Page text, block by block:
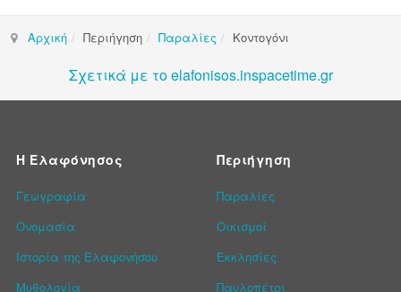
Αρχική Περιήγηση Παραλίες Κοντογόνι
Σχετικά με το elafonisos.inspacetime.gr
Η Ελαφόνησος
Γεωγραφία
Ονομασία
Ιστορία της Ελαφονήσου
Μυθολογία
Περιήγηση
Παραλίες
Οικισμοί
Εκκλησίες
Παυλοπέτρι